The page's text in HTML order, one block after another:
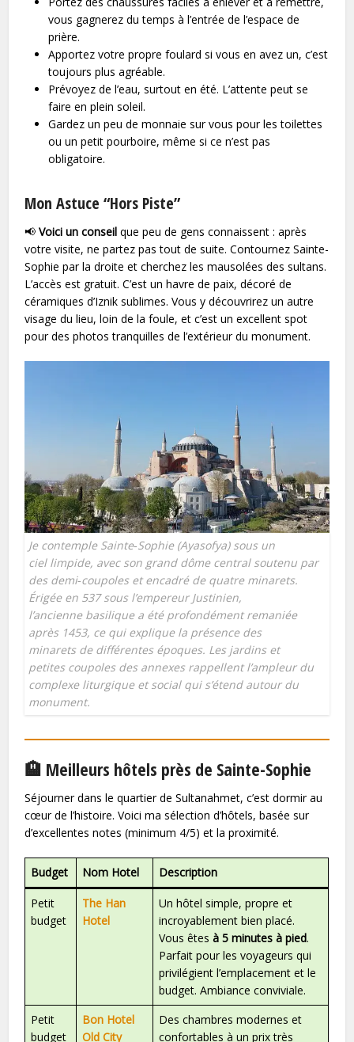
vous gagnerez du temps à l’entrée de l’espace de
prière.
Apportez votre propre foulard si vous en avez un, c’est
toujours plus agréable.
Prévoyez de l’eau, surtout en été. L’attente peut se
faire en plein soleil.
Gardez un peu de monnaie sur vous pour les toilettes
ou un petit pourboire, même si ce n’est pas
obligatoire.
Mon Astuce “Hors Piste”
📢Voici un conseil que peu de gens connaissent : après
votre visite, ne partez pas tout de suite. Contournez Sainte-
Sophie par la droite et cherchez les mausolées des sultans.
L’accès est gratuit. C’est un havre de paix, décoré de
céramiques d’Iznik sublimes. Vous y découvrirez un autre
visage du lieu, loin de la foule, et c’est un excellent spot
pour des photos tranquilles de l’extérieur du monument.
Je contemple Sainte‑Sophie (Ayasofya) sous un
ciel limpide, avec son grand dôme central soutenu par
des demi‑coupoles et encadré de quatre minarets.
Érigée en 537 sous l’empereur Justinien,
l’ancienne basilique a été profondément remaniée
après 1453, ce qui explique la présence des
minarets de différentes époques. Les jardins et
petites coupoles des annexes rappellent l’ampleur du
complexe liturgique et social qui s’étend autour du
monument.
🏨 Meilleurs hôtels près de Sainte-Sophie
Séjourner dans le quartier de Sultanahmet, c’est dormir au
cœur de l’histoire. Voici ma sélection d’hôtels, basée sur
d’excellentes notes (minimum 4/5) et la proximité.
Budget Nom Hotel Description
Petit
budget
The Han
Hotel
Un hôtel simple, propre et
incroyablement bien placé.
Vous êtesà 5 minutes à pied.
Parfait pour les voyageurs qui
privilégient l’emplacement et le
budget. Ambiance conviviale.
Petit
budget
Bon Hotel
Old City
Des chambres modernes et
confortables à un prix très